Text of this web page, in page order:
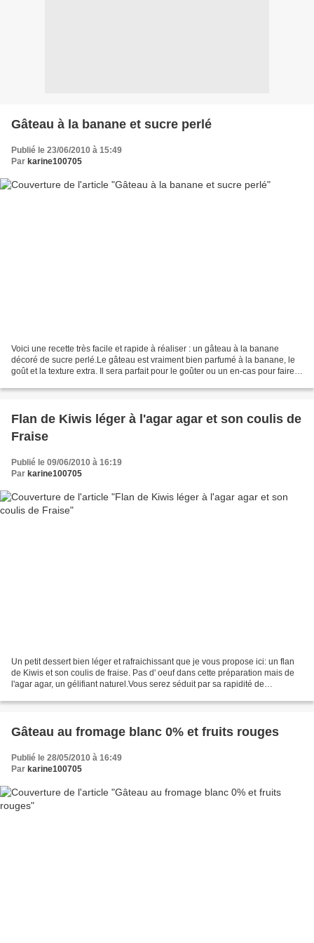
Gâteau à la banane et sucre perlé
Publié le 23/06/2010 à 15:49
Par karine100705
Voici une recette très facile et rapide à réaliser : un gâteau à la banane
décoré de sucre perlé.Le gâteau est vraiment bien parfumé à la banane, le
goût et la texture extra. Il sera parfait pour le goûter ou un en-cas pour faire
Flan de Kiwis léger à l'agar agar et son coulis de
Fraise
Publié le 09/06/2010 à 16:19
Par karine100705
Un petit dessert bien léger et rafraichissant que je vous propose ici: un flan
de Kiwis et son coulis de fraise. Pas d' oeuf dans cette préparation mais de
l'agar agar, un gélifiant naturel.Vous serez séduit par sa rapidité de
Gâteau au fromage blanc 0% et fruits rouges
Publié le 28/05/2010 à 16:49
Par karine100705